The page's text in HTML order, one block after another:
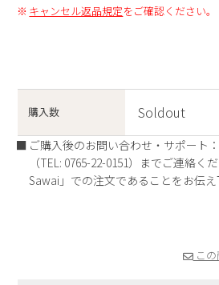
キャンセル返品規定をご確認ください。
購入数 Soldout
ご購入後のお問い合わせ・サポート
（TEL: 0765-22-0151）までご連絡く
Sawai」での注文であることをお伝え
この